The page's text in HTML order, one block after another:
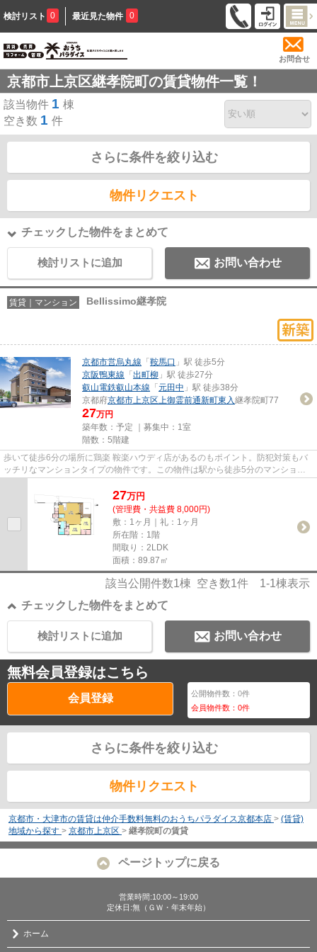
検討リスト 0 最近見た物件 0
お問合せ
京都市上京区継孝院町の賃貸物件一覧！
該当物件 1 棟
空き数 1 件
さらに条件を絞り込む
物件リクエスト
チェックした物件をまとめて
検討リストに追加 お問い合わせ
賃貸｜マンション Bellissimo継孝院
京都市営烏丸線 「 鞍馬口 」駅 徒歩5分
京阪鴨東線 「 出町柳 」駅 徒歩27分
叡山電鉄叡山本線 「 元田中 」駅 徒歩38分
京都府京都市上京区上御霊前通新町東入継孝院町77
27万円
築年数：予定 ｜募集中： 1室
階数：5階建
歩いて徒歩6分の場所に鶏楽 鞍楽ハウディ店があるのもポイント。防犯対策もバ
ッチリなマンションタイプの物件です。この物件は駅から徒歩5分のマンション
27万円
(管理費・共益費 8,000円)
敷：1ヶ月｜礼：1ヶ月
所在階：1階
間取り：2LDK
面積：89.87㎡
該当公開件数1棟 空き数1件 1-1棟表示
チェックした物件をまとめて
お問い合わせ
検討リストに追加
無料会員登録はこちら
会員登録 公開物件数：0件
会員物件数：0件
さらに条件を絞り込む
物件リクエスト
京都市・大津市の賃貸は仲介手数料無料のおうちパラダイス京都本店 > (賃貸)
地域から探す > 京都市上京区 > 継孝院町の賃貸
ページトップに戻る
営業時間:10:00～19:00
定休日:無（ＧＷ・年末年始）
ホーム